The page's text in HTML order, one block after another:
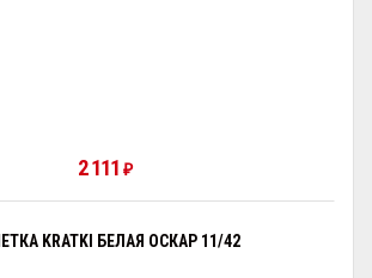
2 111 ₽
KRATKI БЕЛАЯ ОСКАР 11/42